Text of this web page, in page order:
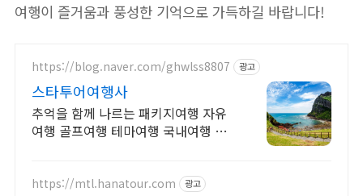
여행이 즐거움과 풍성한 기억으로 가득하길 바랍니다!
https://blog.naver.com/ghwlss8807 광고
스타투어여행사
추억을 함께 나르는 패키지여행 자유
여행 골프여행 테마여행 국내여행 해
https://mtl.hanatour.com 광고